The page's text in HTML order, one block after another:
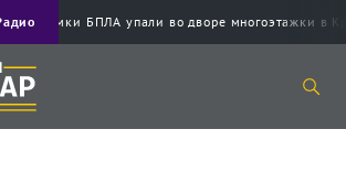
Обломки БПЛА упали во дворе